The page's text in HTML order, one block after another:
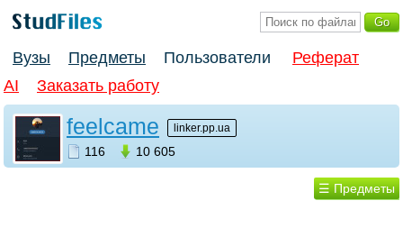
Вузы Предметы Пользователи
Реферат
AI
Заказать работу
feelcame linker.pp.ua
116 10 605
☰ Предметы